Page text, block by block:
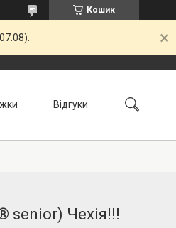
Кошик
Відгуки
senior) Чехія!!!